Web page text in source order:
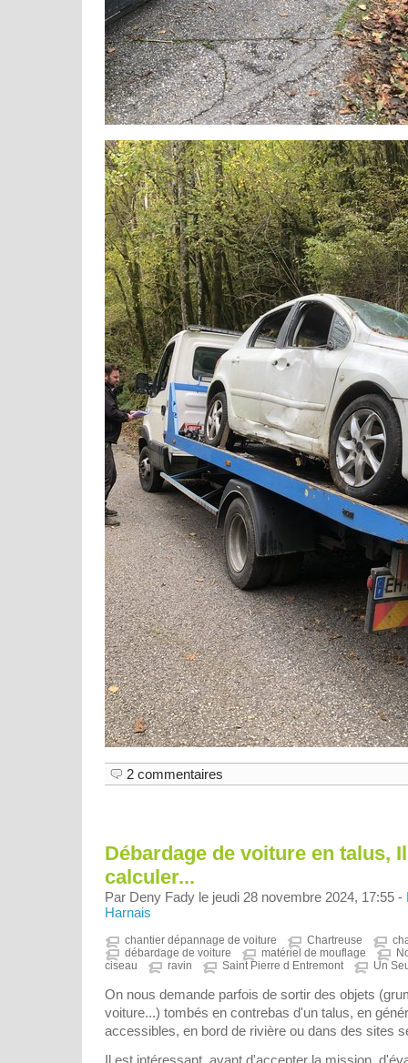
2 commentaires
Débardage de voiture en talus,
calculer...
Par Deny Fady le jeudi 28 novembre 2024, 17:55 -
Harnais
chantier dépannage de voiture Chartreuse
débardage de voiture
matériel de mouflage
ciseau
ravin Saint Pierre d Entremont Un
On nous demande parfois de sortir des objets
voiture...) tombés en contrebas d'un talus, en
accessibles, en bord de rivière ou dans des sites
Il est intéressant, avant d'accepter la mission,